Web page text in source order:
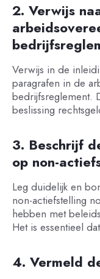
2. Verwijs
Verwijs in de
paragrafen in de
bedrijfsreglement.
beslissing
3. Beschrijf
op non-
Leg duidelijk en
non-actiefstelling
hebben met
Het is essentieel
4. Vermeld